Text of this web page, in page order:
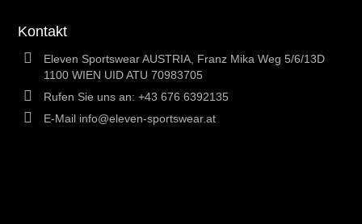
Kontakt
Eleven Sportswear AUSTRIA, Franz Mika Weg 5/6/13D
1100 WIEN UID ATU 70983705
Rufen Sie uns an: +43 676 6392135
E-Mail info@eleven-sportswear.at